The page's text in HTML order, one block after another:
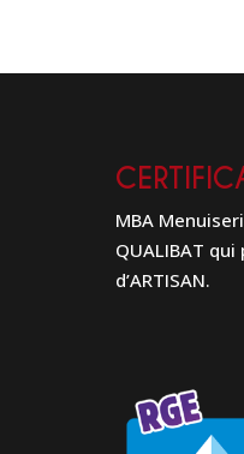
MBA
QUALIBAT
d’ARTISAN.